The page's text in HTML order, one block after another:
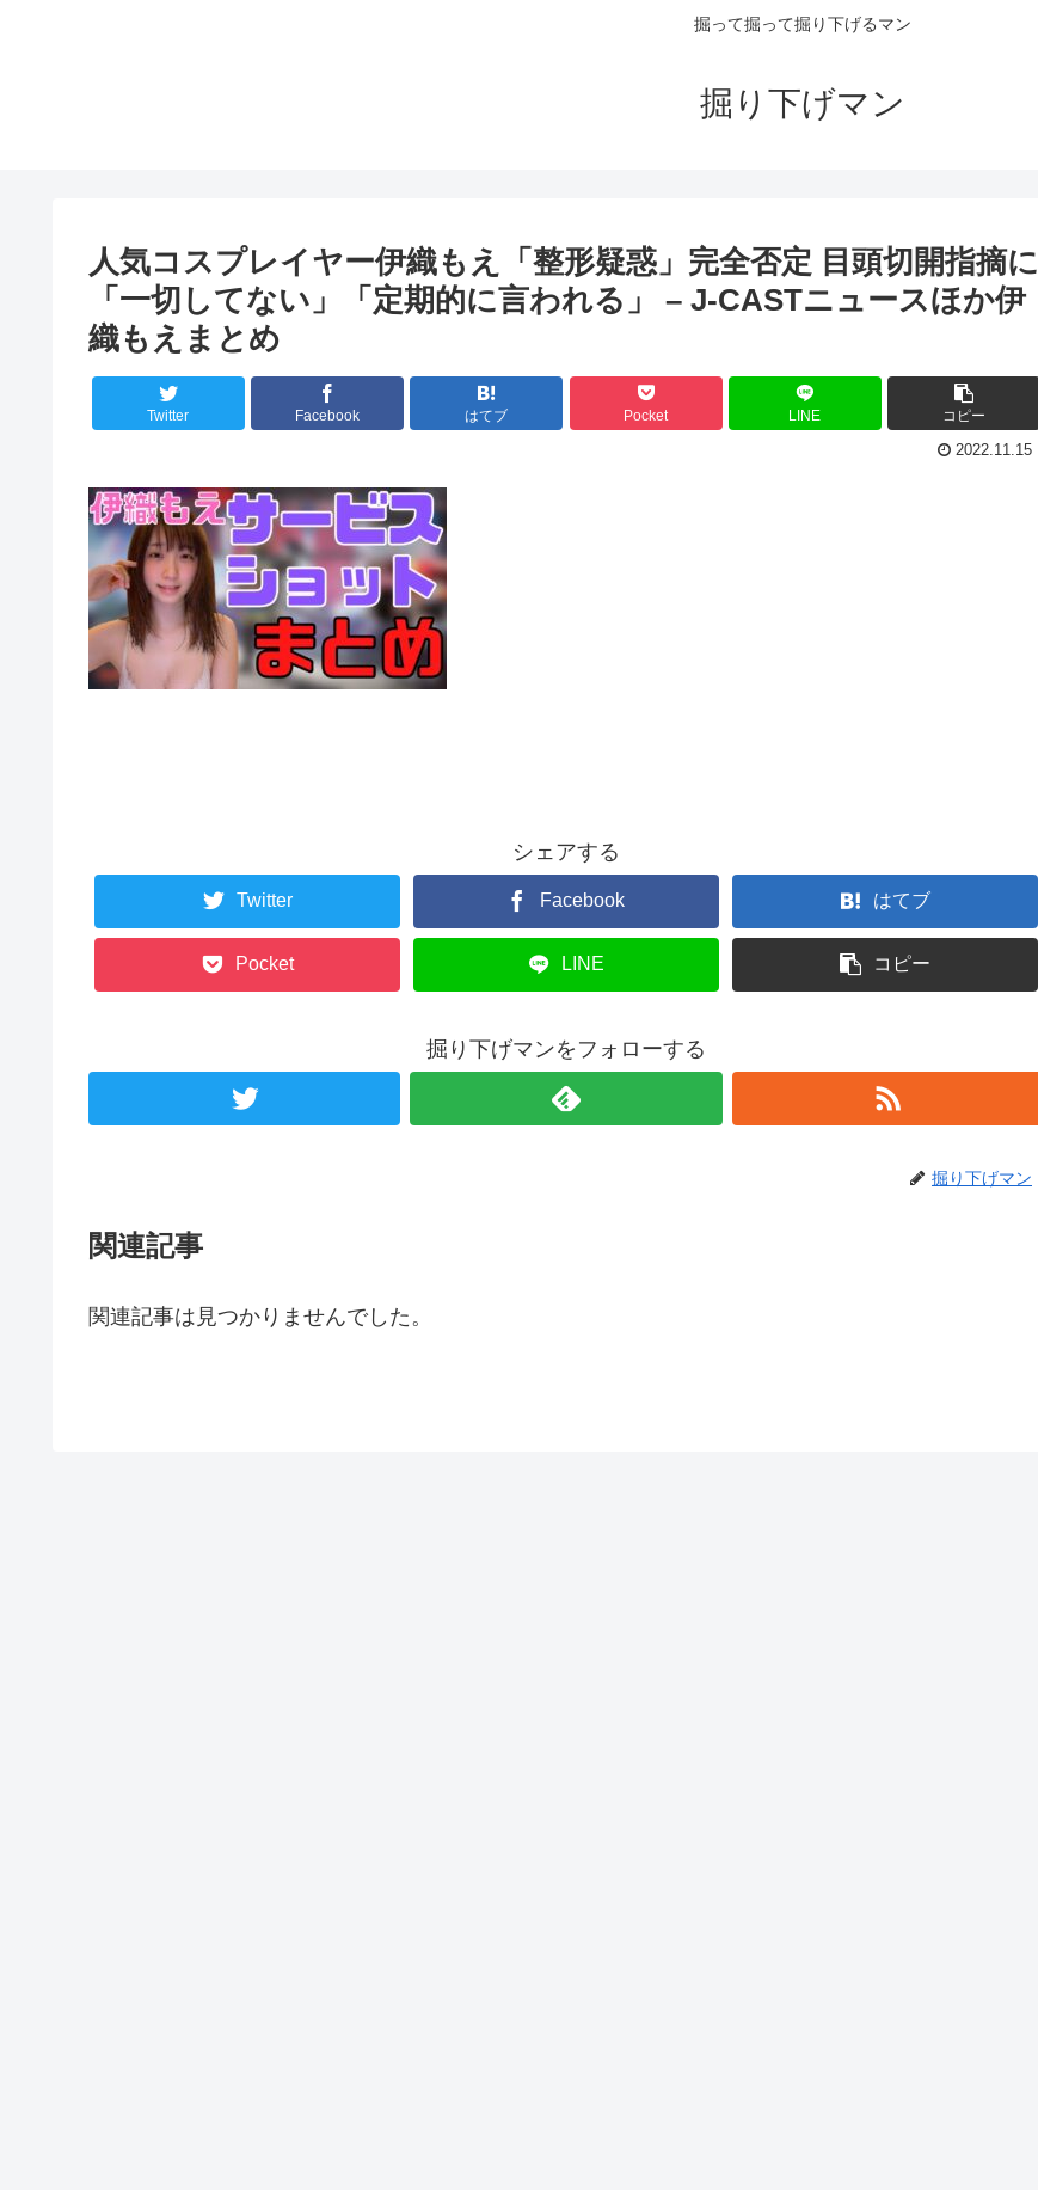
掘って掘って掘り下げるマン
掘り下げマン
人気コスプレイヤー伊織もえ「整形疑惑」完全否定 目頭切開指摘に
「一切してない」「定期的に言われる」 – J-CASTニュースほか伊
織もえまとめ
Twitter Facebook はてブ Pocket LINE コピー
2022.11.15
シェアする
Twitter Facebook はてブ
Pocket LINE コピー
掘り下げマンをフォローする
掘り下げマン
関連記事
関連記事は見つかりませんでした。